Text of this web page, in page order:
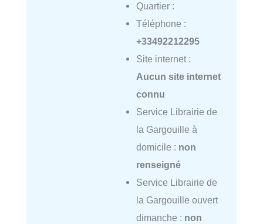
Quartier :
Téléphone :
+33492212295
Site internet :
Aucun site internet
connu
Service Librairie de
la Gargouille à
domicile : non
renseigné
Service Librairie de
la Gargouille ouvert
dimanche : non